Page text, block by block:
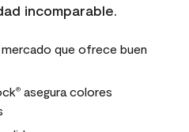
incomparable.
mercado que ofrece buen
® asegura colores